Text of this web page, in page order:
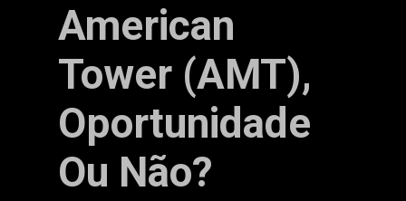
American
Tower (AMT),
Oportunidade
Ou Não?